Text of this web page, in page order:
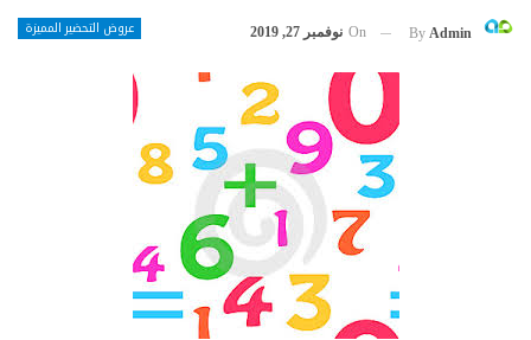
عروض التحضير المميزة By Admin
On نوفمبر 27, 2019